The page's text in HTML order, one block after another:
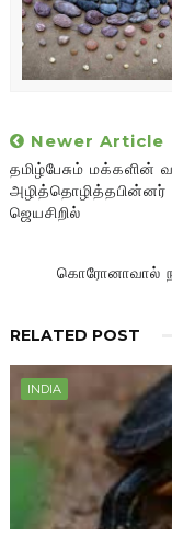
Newer Article
தமிழ்பேசும்
அழித்தொழித்தபின்னர்
ஜெயசிறில்
கொரோனாவால்
RELATED POST
INDIA